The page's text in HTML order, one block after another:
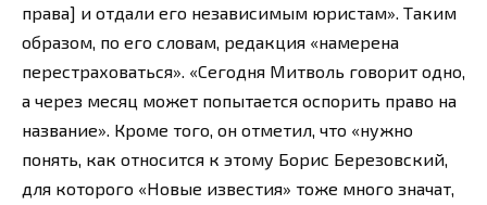
права] и отдали его независимым юристам». Таким
образом, по его словам, редакция «намерена
перестраховаться». «Сегодня Митволь говорит одно,
а через месяц может попытается оспорить право на
название». Кроме того, он отметил, что «нужно
понять, как относится к этому Борис Березовский,
для которого «Новые известия» тоже много значат,